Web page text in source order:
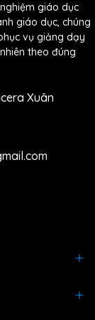
giáo dục
giáo dục, chúng
vụ giảng dạy
theo đúng
Xuân